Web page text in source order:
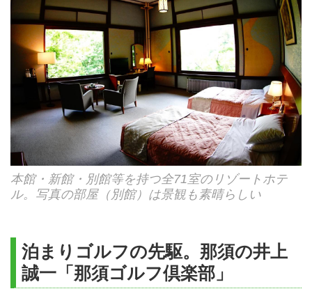
本館・新館・別館等を持つ全71室のリゾートホテ
ル。写真の部屋（別館）は景観も素晴らしい
泊まりゴルフの先駆。那須の井上
誠一「那須ゴルフ倶楽部」